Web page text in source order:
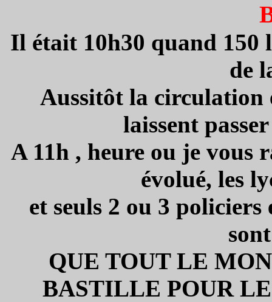
Il était 10h30 quand 150
de
Aussitôt la circulation
laissent
A 11h , heure ou je vous
évolué, les
et seuls 2 ou 3
QUE TOUT LE
BASTILLE POUR